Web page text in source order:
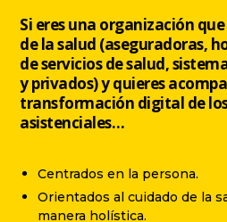
Si eres una organización
de la salud (aseguradoras,
de servicios de salud,
y privados) y quieres
transformación digital de
asistenciales…
Centrados en la persona.
Orientados al cuidado de la
manera holística.